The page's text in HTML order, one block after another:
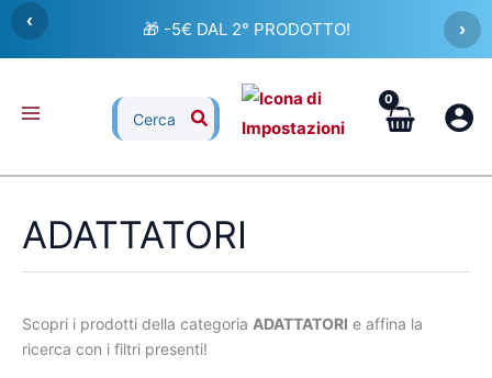
Vai
contenuto
‹ 🎁 -5€ DAL 2° PRODOTTO! ›
Ricerca
per:
ADATTATORI
Scopri i prodotti della categoria ADATTATORI e affina la
ricerca con i filtri presenti!